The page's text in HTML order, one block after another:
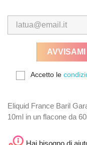
Accetto le
Eliquid France Baril
10ml in un flacone da
Hai bisogno di